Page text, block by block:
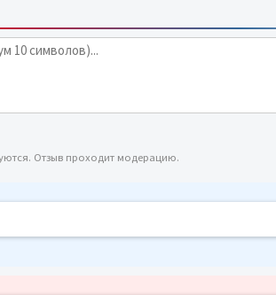
Отзыв проходит модерацию.